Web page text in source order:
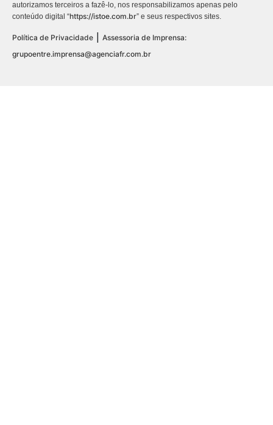
autorizamos terceiros a fazê-lo, nos responsabilizamos apenas pelo
conteúdo digital “https://istoe.com.br” e seus respectivos sites.
Política de Privacidade
Assessoria de Imprensa:
grupoentre.imprensa@agenciafr.com.br